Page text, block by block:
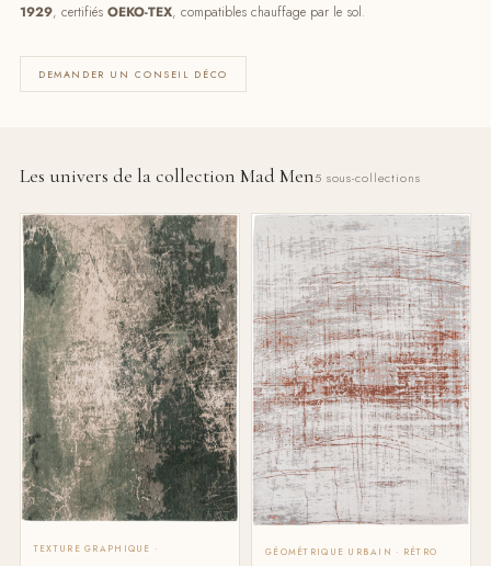
1929, certifiés OEKO-TEX, compatibles chauffage par le sol.
DEMANDER UN CONSEIL DÉCO
Les univers de la collection Mad Men5 sous-collections
TEXTURE GRAPHIQUE ·
GÉOMÉTRIQUE URBAIN · RÉTRO